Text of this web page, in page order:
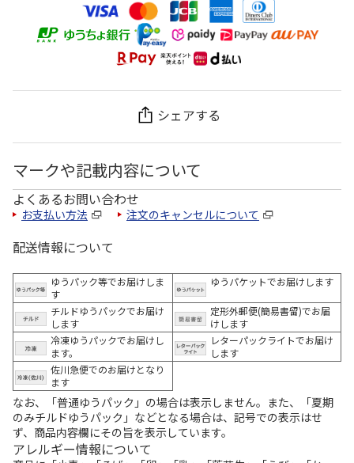
シェアする
マークや記載内容について
よくあるお問い合わせ
お支払い方法 注文のキャンセルについて
配送情報について
ゆうパック等でお届けしま
す
ゆうパケットでお届けします
チルドゆうパックでお届け
します
定形外郵便(簡易書留)でお届
けします
冷凍ゆうパックでお届けし
ます。
レターパックライトでお届け
します
佐川急便でのお届けとなり
ます
なお、「普通ゆうパック」の場合は表示しません。また、「夏期
のみチルドゆうパック」などとなる場合は、記号での表示はせ
ず、商品内容欄にその旨を表示しています。
アレルギー情報について